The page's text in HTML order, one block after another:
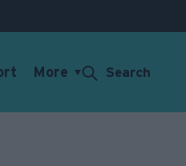
More Search